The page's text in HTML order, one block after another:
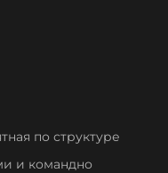
по структуре
и командно